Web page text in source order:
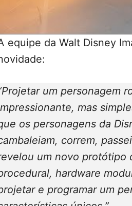
equipe da Walt Disney
um personagem
mas
os personagens da
correm,
um novo protótipo
hardware
e programar um